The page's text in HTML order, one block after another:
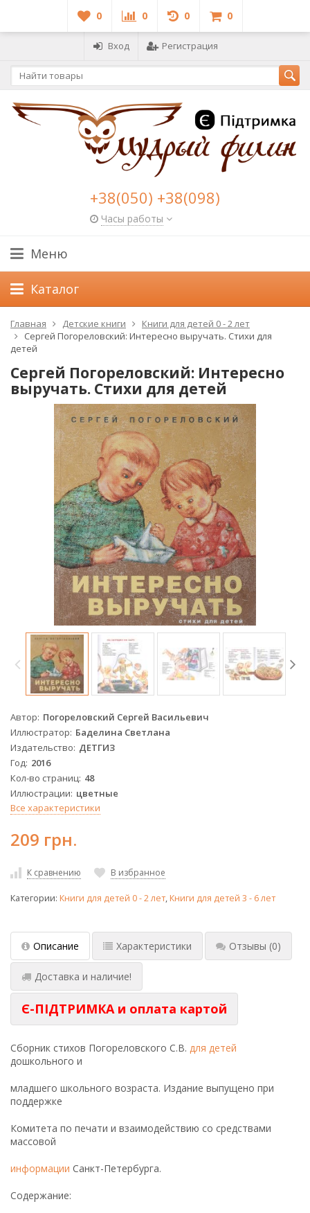
0 0 0 0
Вход Регистрация
+38(050) +38(098)
Часы работы
Меню
Каталог
Главная Детские книги
Книги для детей 0 - 2 лет
Сергей Погореловский: Интересно выручать. Стихи для
детей
Сергей Погореловский: Интересно
выручать. Стихи для детей
Автор Погореловский Сергей Васильевич
Иллюстратор Баделина Светлана
Издательство ДЕТГИЗ
Год 2016
Кол-во страниц 48
Иллюстрации цветные
Все характеристики
209 грн.
К сравнению В избранное
Категории: Книги для детей 0 - 2 лет,Книги для детей 3 - 6 лет
Описание Характеристики Отзывы (0)
Доставка и наличие!
Є-ПІДТРИМКА и оплата картой
Сборник стихов Погореловского С.В. для детей
дошкольного и
младшего школьного возраста. Издание выпущено при
поддержке
Комитета по печати и взаимодействию со средствами
массовой
информации Санкт-Петербурга.
Содержание: